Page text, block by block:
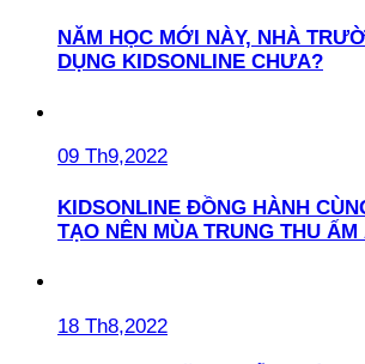
NĂM HỌC MỚI NÀY, NHÀ
DỤNG KIDSONLINE CHƯA?
09 Th9,2022
KIDSONLINE ĐỒNG HÀNH
TẠO NÊN MÙA TRUNG THU ẤM
18 Th8,2022